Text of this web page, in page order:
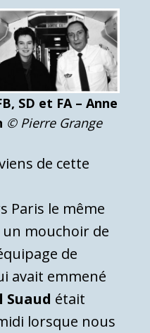
SD et FA – Anne
© Pierre Grange
de cette
Paris le même
mouchoir de
de
avait emmené
Suaud était
lorsque nous